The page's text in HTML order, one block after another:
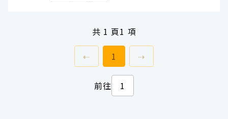
共 1 頁1 項
⇠ 上一頁前往
1 ⇢下一頁
前往